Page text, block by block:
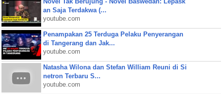
an Saja Terdakwa (...
youtube.com
Penampakan 25 Terduga Pelaku Penyerangan
di Tangerang dan Jak...
youtube.com
Natasha Wilona dan Stefan William Reuni di Si
netron Terbaru S...
youtube.com